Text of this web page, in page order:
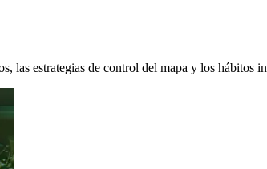
las estrategias de control del mapa y los hábitos